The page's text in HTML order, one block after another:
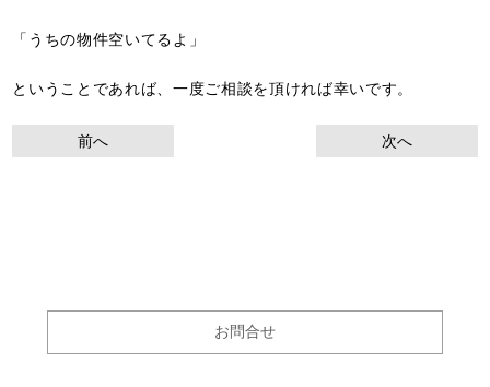
「うちの物件空いてるよ」
ということであれば、一度ご相談を頂ければ幸いです。
前へ 次へ
お問合せ